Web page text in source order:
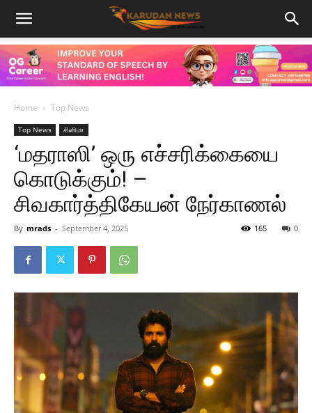
Home Top News
Top News சினிமா
‘மதராஸி’ ஒரு எச்சரிக்கையை
கொடுக்கும்! –
சிவகார்த்திகேயன் நேர்காணல்
By mrads - September 4, 2025 0
165